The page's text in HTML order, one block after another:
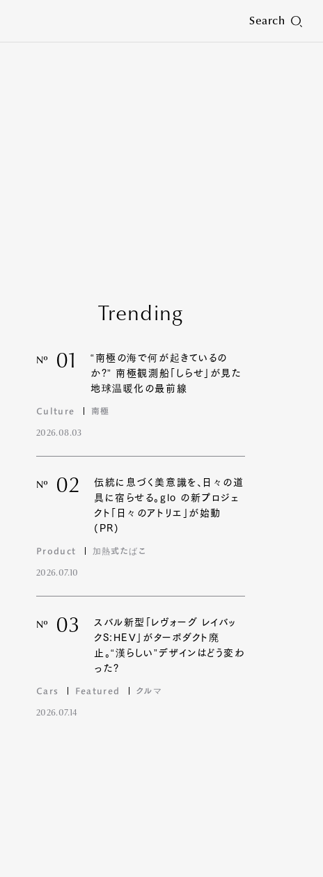
Search
Trending
Nº 01
“南極の海で何が起きているの
か?” 南極観測船「しらせ」が見た
地球温暖化の最前線
Culture 南極
2026.08.03
Nº 02
伝統に息づく美意識を、日々の道
具に宿らせる。glo の新プロジェ
クト「日々のアトリエ」が始動
(PR)
Product 加熱式たばこ
2026.07.10
Nº 03
スバル新型「レヴォーグ レイバッ
クS:HEV」がターボダクト廃
止。“漢らしい”デザインはどう変わ
った?
Cars Featured クルマ
2026.07.14